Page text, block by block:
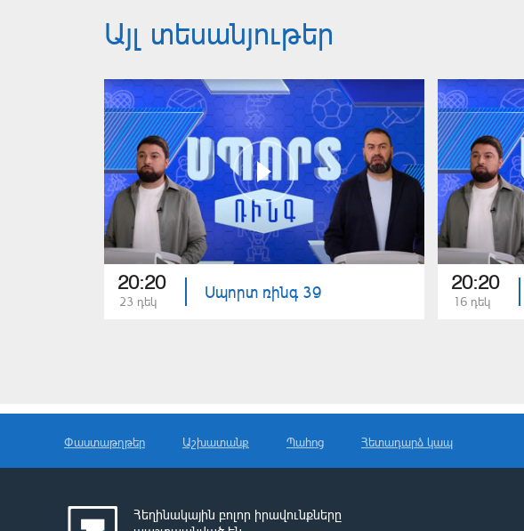
Այլ տեսանյութեր
20:20
23 դեկ Սպորտ ռինգ 39 20:20
16 դեկ
Փաստաթղթեր Աշխատանք Պահոց Հետադարձ կապ
Հեղինակային բոլոր իրավունքները